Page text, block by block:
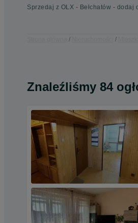
Sprzedaj z OLX - Bełchatów -
Znaleźliśmy 84